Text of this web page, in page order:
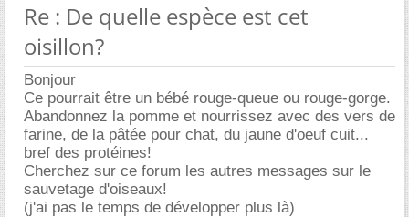
Re : De quelle espèce est cet
oisillon?
Bonjour
Ce pourrait être un bébé rouge-queue ou rouge-gorge.
Abandonnez la pomme et nourrissez avec des vers de
farine, de la pâtée pour chat, du jaune d'oeuf cuit...
bref des protéines!
Cherchez sur ce forum les autres messages sur le
sauvetage d'oiseaux!
(j'ai pas le temps de développer plus là)